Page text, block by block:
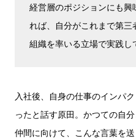
経営層のポジションにも
れば、自分がこれまで第三
組織を率いる立場で実践し
入社後、自身の仕事のインパ
ったと話す原田。かつての自
仲間に向けて、こんな言葉を送